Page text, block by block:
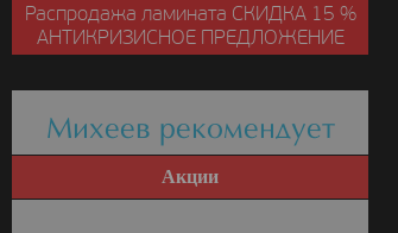
Распродажа ламината СКИДКА15 %
АНТИКРИЗИСНОЕ ПРЕДЛОЖЕНИЕ
Михеев рекомендует
Акции